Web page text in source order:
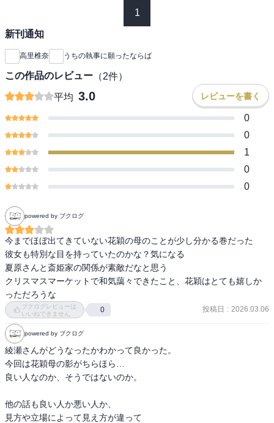
1
新刊通知
高里椎奈 うちの執事に願ったならば
この作品のレビュー （2件）
平均 3.0 レビューを書く
0
0
1
0
0
powered by ブクログ
今までほぼ出てきていない花穎の母のことが少し分かる巻だった
彼女も特別な目を持っていたのかな？気になる
夏原さんと斎姫家の関係が素敵だなと思う
クリスマスマーケットで和気藹々できたこと、花穎はとても嬉しか
っただろうな
ブクログレビューは
いいねできません
0 投稿日 : 2026.03.06
powered by ブクログ
綾瀬さんがどうなったかわかって良かった。
今回は花穎母の影がちらほら…
良い人なのか、そうではないのか。
他の話も良い人か悪い人か、
見方や立場によって見え方が違って